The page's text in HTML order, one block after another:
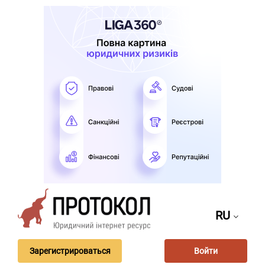
RU
Зарегистрироваться Войти